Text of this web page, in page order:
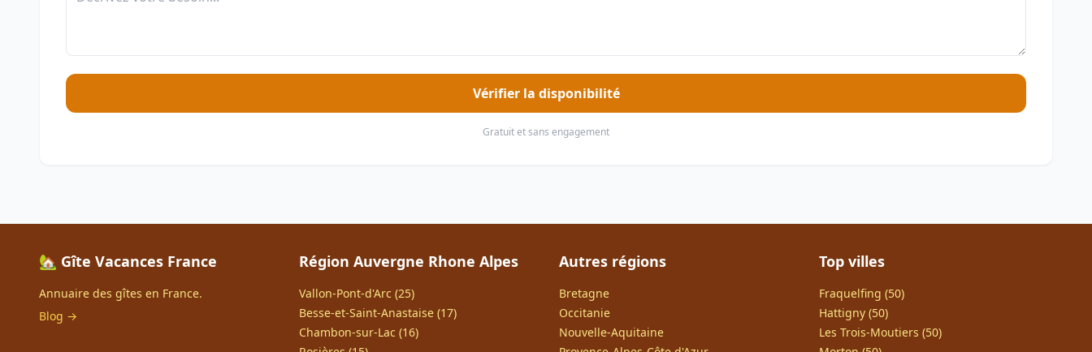
Vérifier la disponibilité
Gratuit et sans engagement
🏡 Gîte Vacances France
Annuaire des gîtes en France.
Blog →
Région Auvergne Rhone Alpes
Vallon-Pont-d'Arc (25)
Besse-et-Saint-Anastaise (17)
Chambon-sur-Lac (16)
Autres régions
Bretagne
Occitanie
Nouvelle-Aquitaine
Top villes
Fraquelfing (50)
Hattigny (50)
Les Trois-Moutiers (50)